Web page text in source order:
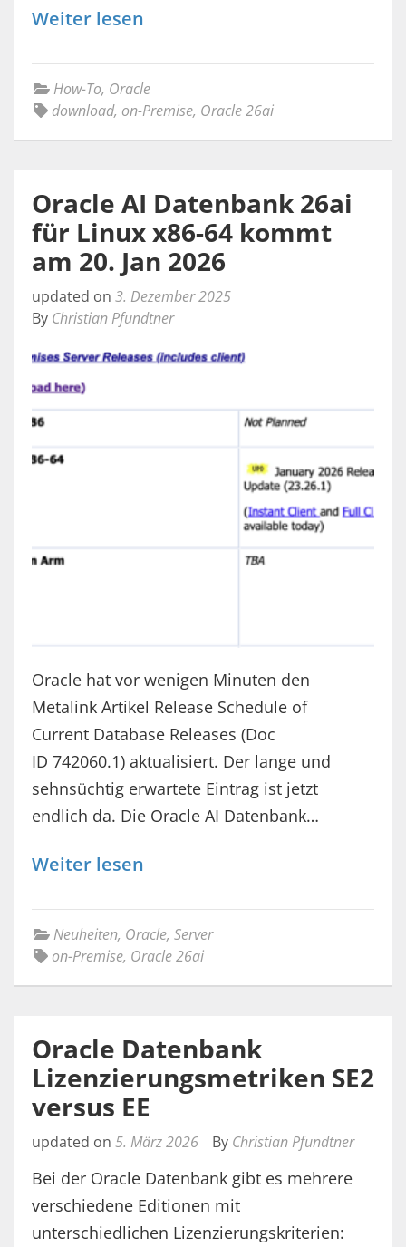
Weiter lesen
How-To, Oracle
download, on-Premise, Oracle 26ai
Oracle AI Datenbank 26ai
für Linux x86-64 kommt
am 20. Jan 2026
updated on 3. Dezember 2025
By Christian Pfundtner
Oracle hat vor wenigen Minuten den
Metalink Artikel Release Schedule of
Current Database Releases (Doc
ID 742060.1) aktualisiert. Der lange und
sehnsüchtig erwartete Eintrag ist jetzt
endlich da. Die Oracle AI Datenbank…
Weiter lesen
Neuheiten, Oracle, Server
on-Premise, Oracle 26ai
Oracle Datenbank
Lizenzierungsmetriken SE2
versus EE
updated on 5. März 2026 By Christian Pfundtner
Bei der Oracle Datenbank gibt es mehrere
verschiedene Editionen mit
unterschiedlichen Lizenzierungskriterien: